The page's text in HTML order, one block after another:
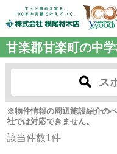
甘楽郡甘楽町の中
ス
※物件情報の周辺施設紹介の
社では対応できません。
該当件数1件